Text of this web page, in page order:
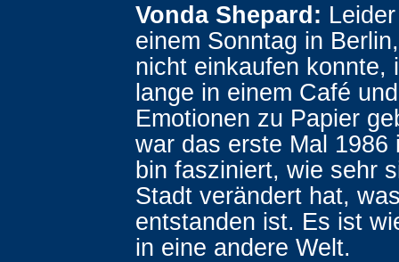
Vonda Shepard:
einem Sonntag in
nicht einkaufen konnte,
lange in einem Café
Emotionen zu Papier
war das erste Mal 1986
bin fasziniert, wie sehr
Stadt verändert hat,
entstanden ist. Es ist
in eine andere Welt.